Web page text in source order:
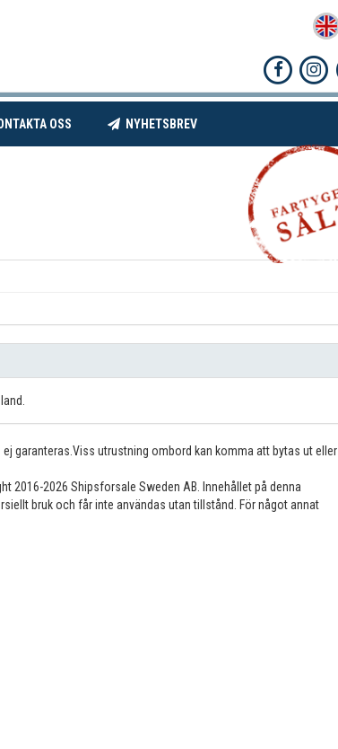
OSS (CURRENT)NYHETSBREV(CURRENT)
garanteras.Viss utrustning ombord kan komma att bytas ut eller
2016-2026 Shipsforsale Sweden AB. Innehållet på denna
bruk och får inte användas utan tillstånd. För något annat